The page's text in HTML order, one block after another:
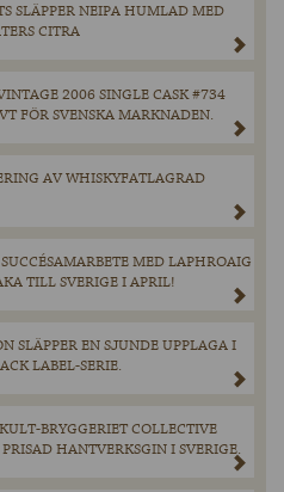
SLÄPPER NEIPA HUMLAD MED
CITRA
2006 SINGLE CASK #734
FÖR SVENSKA MARKNADEN.
AV WHISKYFATLAGRAD
MED LAPHROAIG
TILL SVERIGE I APRIL!
SLÄPPER EN SJUNDE UPPLAGA I
LABEL-SERIE.
BRYGGERIET COLLECTIVE
HANTVERKSGIN I SVERIGE.